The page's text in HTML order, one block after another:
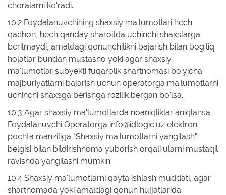
choralarni ko'radi.
10.2 Foydalanuvchining shaxsiy ma'lumotlari hech
qachon, hech qanday sharoitda uchinchi shaxslarga
berilmaydi, amaldagi qonunchilikni bajarish bilan bog'liq
holatlar bundan mustasno yoki agar shaxsiy
ma'lumotlar subyekti fuqarolik shartnomasi bo'yicha
majburiyatlarni bajarish uchun operatorga ma'lumotlarni
uchinchi shaxsga berishga rozilik bergan bo'lsa.
10.3 Agar shaxsiy ma'lumotlarda noaniqliklar aniqlansa,
Foydalanuvchi Operatorga info@idlogic.uz elektron
pochta manziliga "Shaxsiy ma'lumotlarni yangilash"
belgisi bilan bildirishnoma yuborish orqali ularni mustaqil
ravishda yangilashi mumkin.
10.4 Shaxsiy ma'lumotlarni qayta ishlash muddati, agar
shartnomada yoki amaldagi qonun hujjatlarida